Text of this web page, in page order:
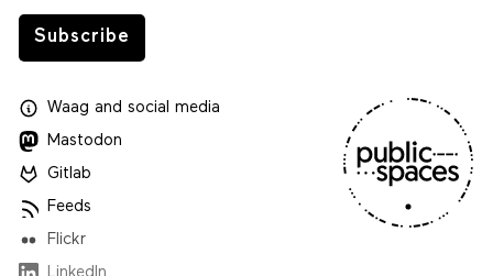
Subscribe
Waagand social media
Mastodon
Gitlab
Feeds
Flickr